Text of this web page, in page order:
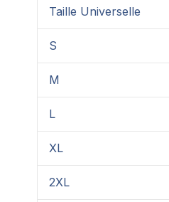
Taille Universelle
S
M
L
XL
2XL